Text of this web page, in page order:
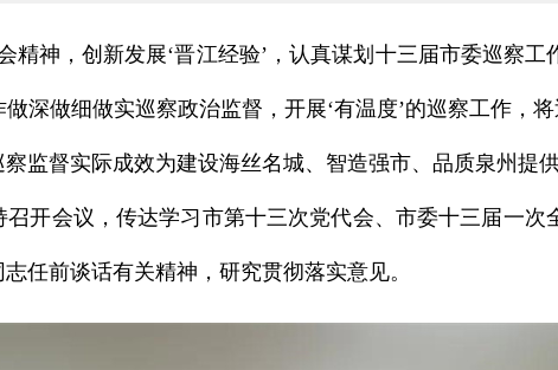
精神，创新发展‘晋江经验’，认真谋划十三届市委巡察
深做细做实巡察政治监督，开展‘有温度’的巡察工作，
监督实际成效为建设海丝名城、智造强市、品质泉州提
开会议，传达学习市第十三次党代会、市委十三届一次
任前谈话有关精神，研究贯彻落实意见。